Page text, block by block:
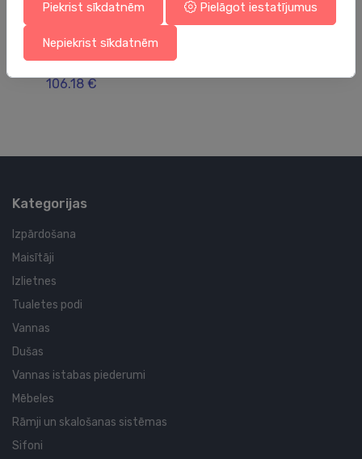
iebūv. kolektora skapis, 400x690-800x110-
160
106.18 €
Kategorijas
Izpārdošana
Maisītāji
Izlietnes
Tualetes podi
Vannas
Dušas
Vannas istabas piederumi
Mēbeles
Rāmji un skalošanas sistēmas
Sifoni
Piekrist sīkdatnēm Pielāgot iestatījumus
Nepiekrist sīkdatnēm